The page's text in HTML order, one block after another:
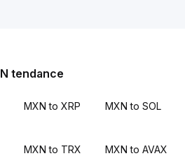
tendance
MXN to XRP MXN to SOL
MXN to TRX MXN to AVAX